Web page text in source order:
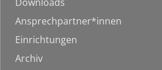
Ansprechpartner*innen
Einrichtungen
Archiv